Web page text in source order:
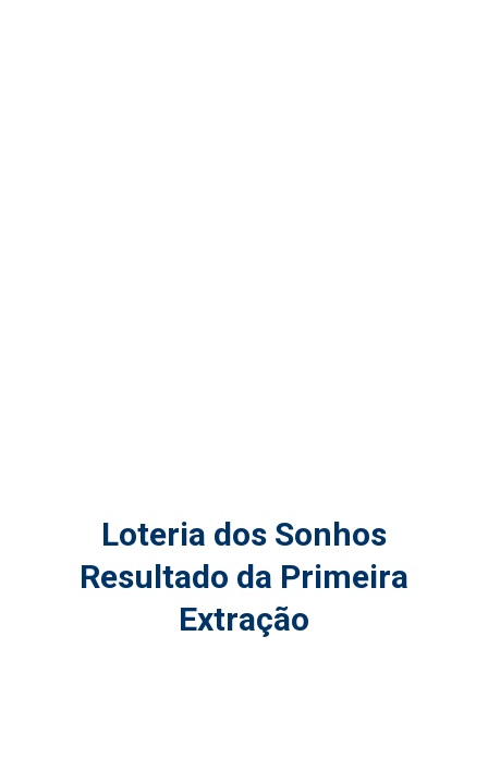
Loteria dos Sonhos
Resultado da Primeira
Extração